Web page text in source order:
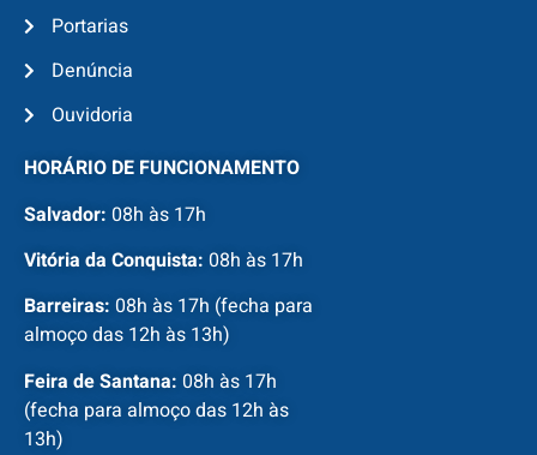
Portarias
Denúncia
Ouvidoria
HORÁRIO DE FUNCIONAMENTO
Salvador: 08h às 17h
Vitória da Conquista: 08h às 17h
Barreiras: 08h às 17h (fecha para
almoço das 12h às 13h)
Feira de Santana: 08h às 17h
(fecha para almoço das 12h às
13h)